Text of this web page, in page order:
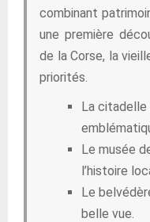
combinant
une première
de la Corse, la
priorités.
La
Le musée
l’histoire
Le
belle vue.